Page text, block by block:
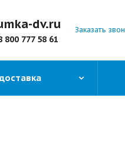
dv.ru
800 777 58 61
Заказать